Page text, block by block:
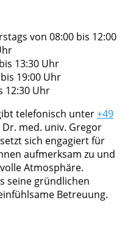
von 08:00 bis 12:00
13:30 Uhr
19:00 Uhr
12:30 Uhr
telefonisch unter+49
med. univ. Gregor
sich engagiert für
aufmerksam zu und
Atmosphäre.
seine gründlichen
Betreuung.